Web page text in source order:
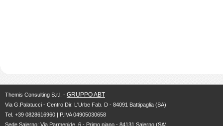
Themis Consulting S.r.l. - GRUPPO ABT
Via G.Palatucci - Centro Dir. L'Urbe Fab. D - 84091 Battipaglia (SA)
Tel. +39 0828616960 | P.IVA 04905030658
Sede Salerno: Via Parmenide, 6 - Primo piano - 84131 Salerno (SA)